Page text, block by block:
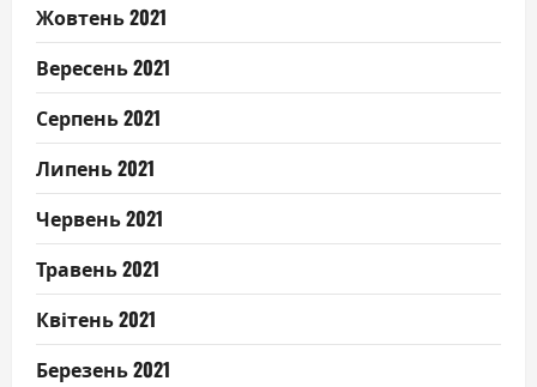
Жовтень 2021
Вересень 2021
Серпень 2021
Липень 2021
Червень 2021
Травень 2021
Квітень 2021
Березень 2021